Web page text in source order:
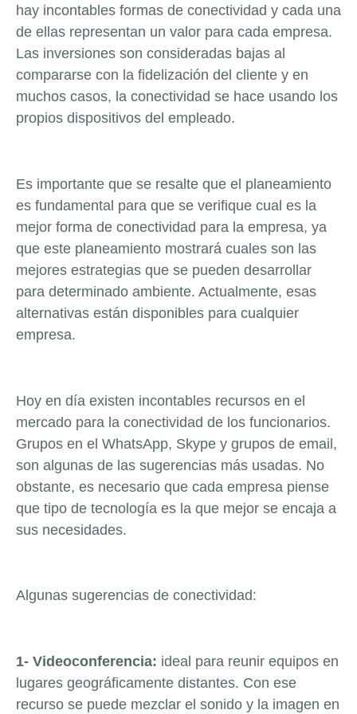
hay incontables formas de conectividad y cada una
de ellas representan un valor para cada empresa.
Las inversiones son consideradas bajas al
compararse con la fidelización del cliente y en
muchos casos, la conectividad se hace usando los
propios dispositivos del empleado.
Es importante que se resalte que el planeamiento
es fundamental para que se verifique cual es la
mejor forma de conectividad para la empresa, ya
que este planeamiento mostrará cuales son las
mejores estrategias que se pueden desarrollar
para determinado ambiente. Actualmente, esas
alternativas están disponibles para cualquier
empresa.
Hoy en día existen incontables recursos en el
mercado para la conectividad de los funcionarios.
Grupos en el WhatsApp, Skype y grupos de email,
son algunas de las sugerencias más usadas. No
obstante, es necesario que cada empresa piense
que tipo de tecnología es la que mejor se encaja a
sus necesidades.
Algunas sugerencias de conectividad:
1- Videoconferencia: ideal para reunir equipos en
lugares geográficamente distantes. Con ese
recurso se puede mezclar el sonido y la imagen en